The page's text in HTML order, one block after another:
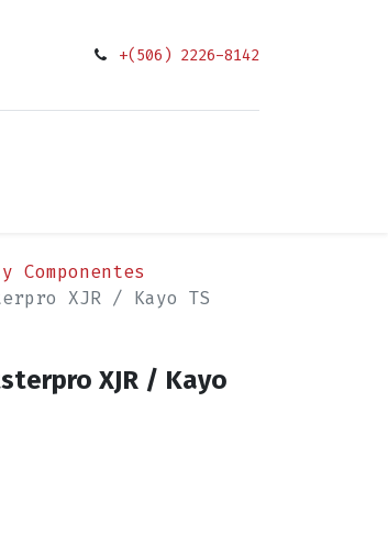
+(506) 2226-8142
Componentes
XJR / Kayo TS
XJR / Kayo